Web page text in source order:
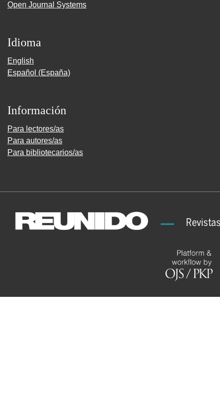
Open Journal Systems
Idioma
English
Español (España)
Información
Para lectores/as
Para autores/as
Para bibliotecarios/as